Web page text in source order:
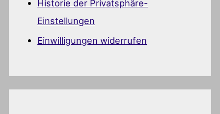
Historie der Privatsphäre-
Einstellungen
Einwilligungen widerrufen